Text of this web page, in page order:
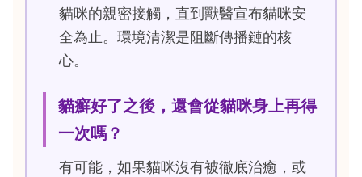
貓咪的親密接觸，直到獸醫宣布貓咪安
全為止。環境清潔是阻斷傳播鏈的核
心。
貓癬好了之後，還會從貓咪身上再得
一次嗎？
有可能，如果貓咪沒有被徹底治癒，或